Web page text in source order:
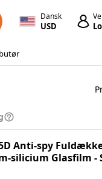
Dansk
USD
Anti-spy
silicium Glasfilm -